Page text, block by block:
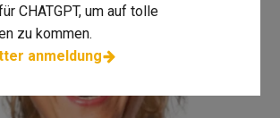
CHATGPT, um auf tolle
zu kommen.
anmeldung